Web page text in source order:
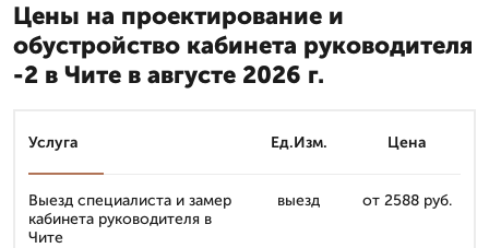
Цены на проектирование и
обустройство кабинета руководителя
-2 в Чите в августе 2026 г.
Услуга Ед.Изм. Цена
Выезд специалиста и замер
кабинета руководителя в
Чите
выезд от 2588 руб.